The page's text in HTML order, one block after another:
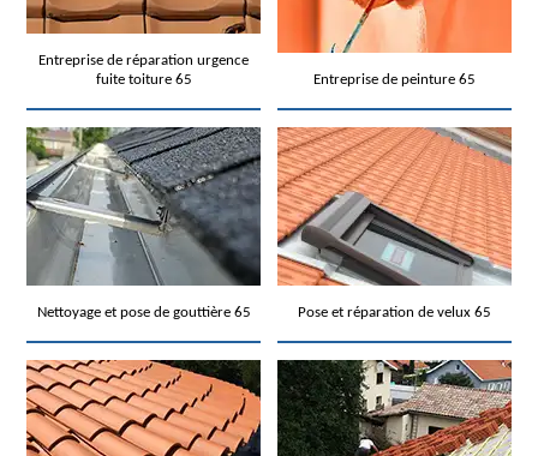
Entreprise de réparation urgence
fuite toiture 65
Entreprise de peinture 65
Nettoyage et pose de gouttière 65 Pose et réparation de velux 65